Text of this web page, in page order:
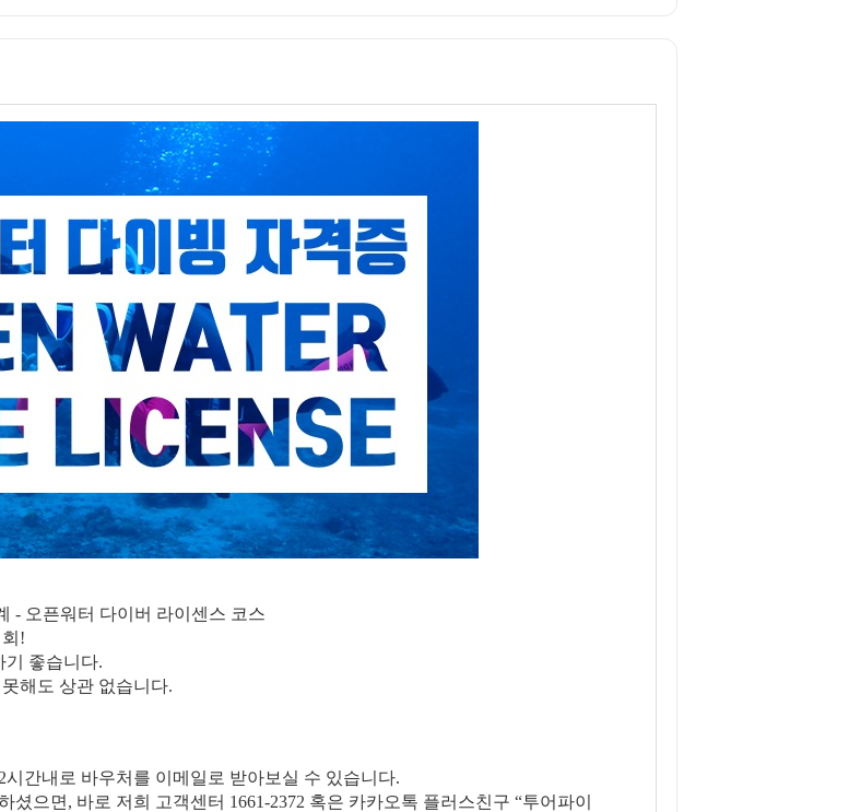
- 오픈워터 다이버 라이센스 코스
!
기 좋습니다.
해도 상관 없습니다.
간내로 바우처를 이메일로 받아보실 수 있습니다.
으면, 바로 저희 고객센터 1661-2372 혹은 카카오톡 플러스친구 “투어파이